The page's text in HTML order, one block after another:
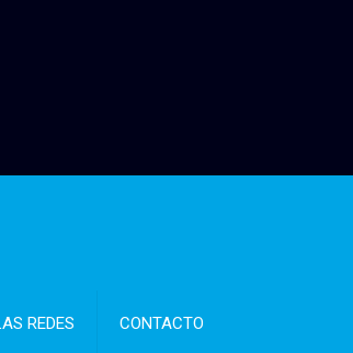
REDES CONTACTO